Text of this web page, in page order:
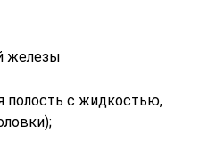
железы
полость с жидкостью,